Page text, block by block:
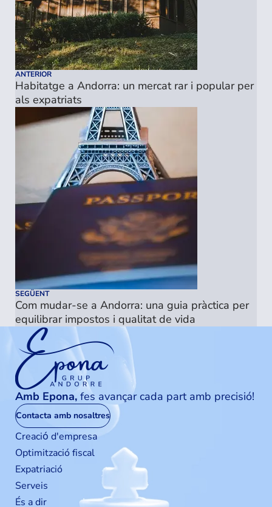
ANTERIOR
Habitatge a Andorra: un mercat rar i popular per
als expatriats
SEGÜENT
Com mudar-se a Andorra: una guia pràctica per
equilibrar impostos i qualitat de vida
Amb Epona,fes avançar cada part amb precisió!
Contacta amb nosaltres
Creaciо́ d'empresa
Optimització fiscal
Expatriació
Serveis
És a dir